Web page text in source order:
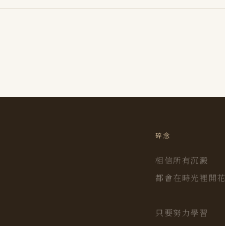
碎念
相信所有沉澱
都會在時光裡開花
只要努力學習